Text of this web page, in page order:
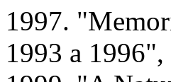
1997.
1993 a